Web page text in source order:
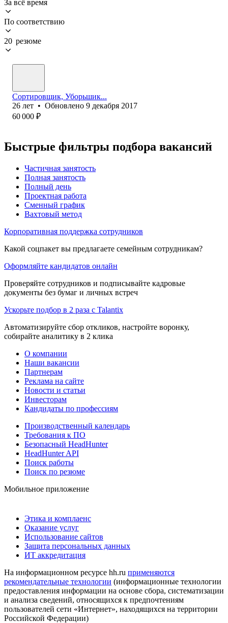
За всё время
По соответствию
20 резюме
Сортировщик, Уборьшик...
26 лет • Обновлено 9 декабря 2017
60 000 ₽
Быстрые фильтры подбора вакансий
Частичная занятость
Полная занятость
Полный день
Проектная работа
Сменный график
Вахтовый метод
Корпоративная поддержка сотрудников
Какой соцпакет вы предлагаете семейным сотрудникам?
Оформляйте кандидатов онлайн
Проверяйте сотрудников и подписывайте кадровые
документы без бумаг и личных встреч
Ускорьте подбор в 2 раза с Talantix
Автоматизируйте сбор откликов, настройте воронку,
собирайте аналитику в 2 клика
О компании
Наши вакансии
Партнерам
Реклама на сайте
Новости и статьи
Инвесторам
Кандидаты по профессиям
Производственный календарь
Требования к ПО
Безопасный HeadHunter
HeadHunter API
Поиск работы
Поиск по резюме
Мобильное приложение
Этика и комплаенс
Оказание услуг
Использование сайтов
Защита персональных данных
ИТ аккредитация
На информационном ресурсе hh.ru применяются
рекомендательные технологии (информационные технологии
предоставления информации на основе сбора, систематизации
и анализа сведений, относящихся к предпочтениям
пользователей сети «Интернет», находящихся на территории
Российской Федерации)